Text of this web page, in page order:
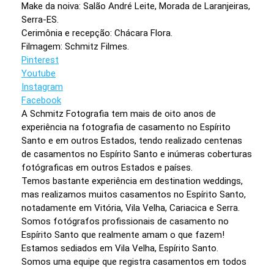
Make da noiva: Salão André Leite, Morada de Laranjeiras,
Serra-ES.
Cerimônia e recepção: Chácara Flora.
Filmagem: Schmitz Filmes.
Pinterest
Youtube
Instagram
Facebook
A Schmitz Fotografia tem mais de oito anos de
experiência na fotografia de casamento no Espírito
Santo e em outros Estados, tendo realizado centenas
de casamentos no Espírito Santo e inúmeras coberturas
fotógraficas em outros Estados e países.
Temos bastante experiência em destination weddings,
mas realizamos muitos casamentos no Espírito Santo,
notadamente em Vitória, Vila Velha, Cariacica e Serra.
Somos fotógrafos profissionais de casamento no
Espírito Santo que realmente amam o que fazem!
Estamos sediados em Vila Velha, Espírito Santo.
Somos uma equipe que registra casamentos em todos